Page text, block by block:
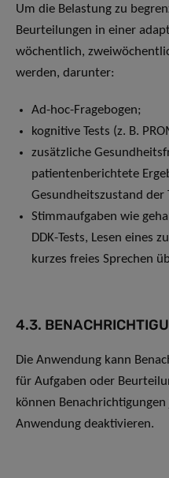
Um die Belastung zu
Beurteilungen in einer
wöchentlich,
werden, darunter:
Ad-hoc-Fragebogen;
kognitive Tests (z. B.
zusätzliche
patientenberichtete
Gesundheitszustand der
Stimmaufgaben wie
DDK-Tests, Lesen eines
kurzes freies Sprechen
4.3.
Die Anwendung kann
für Aufgaben oder
können
Anwendung deaktivieren.